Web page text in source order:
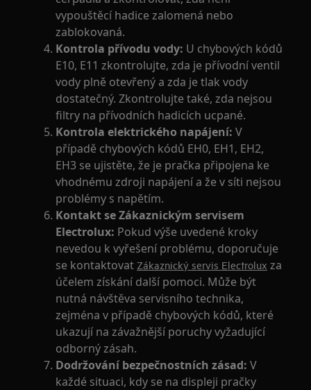
vypouštěcí hadice zalomená nebo
zablokovaná.
Kontrola přívodu vody: U chybových kódů
E10, E11 zkontrolujte, zda je přívodní ventil
vody plně otevřený a zda je tlak vody
dostatečný. Zkontrolujte také, zda nejsou
filtry na přívodních hadicích ucpané.
Kontrola elektrického napájení: V
případě chybových kódů EH0, EH1, EH2,
EH3 se ujistěte, že je pračka připojena ke
vhodnému zdroji napájení a že v síti nejsou
problémy s napětím.
Kontakt se Zákaznickým servisem
Electrolux: Pokud výše uvedené kroky
nevedou k vyřešení problému, doporučuje
se kontaktovatZákaznický servis Electrolux za
účelem získání další pomoci. Může být
nutná návštěva servisního technika,
zejména v případě chybových kódů, které
ukazují na závažnější poruchy vyžadující
odborný zásah.
Dodržování bezpečnostních zásad:V
každé situaci, kdy se na displeji pračky